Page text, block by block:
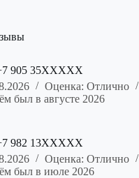
905 35XXXXX
Оценка: Отлично
был в августе 2026
982 13XXXXX
Оценка: Отлично
был в июле 2026